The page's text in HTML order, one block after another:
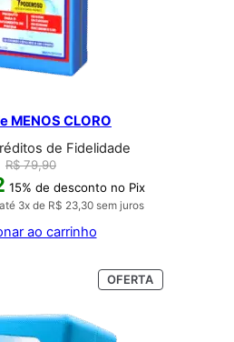
MENOS CLORO
de Fidelidade
R$79,90
15% de desconto no Pix
3x de R$ 23,30 sem juros
ao carrinho
OFERTAPRODUTO
EM